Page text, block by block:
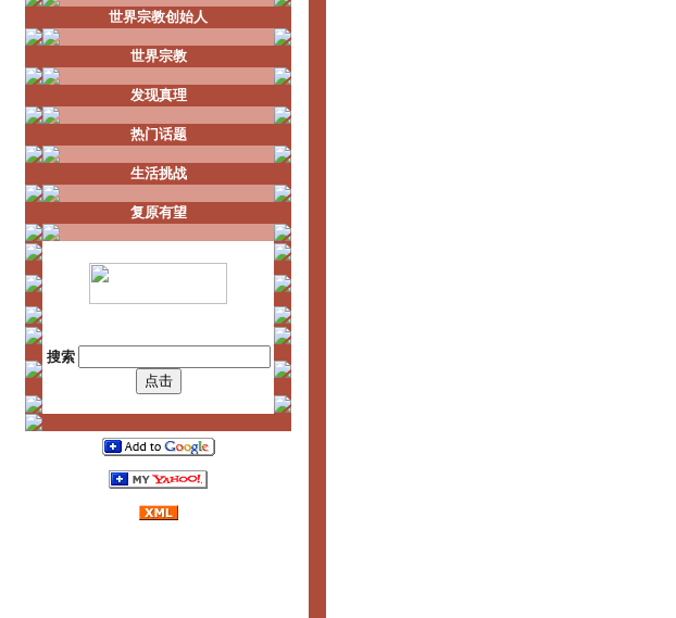
世界宗教创始人
世界宗教
发现真理
热门话题
生活挑战
复原有望
搜索